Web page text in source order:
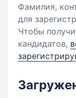
Фамилия,
для
Чтобы
кандидатов,